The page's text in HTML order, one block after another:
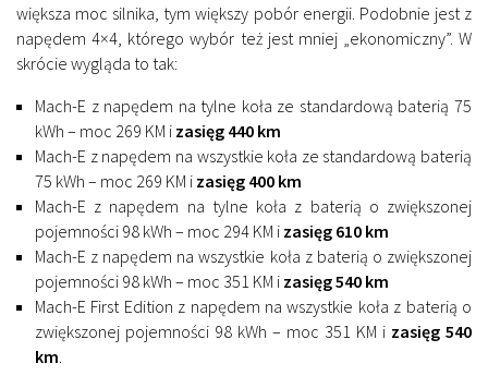
większa moc silnika, tym większy pobór energii. Podobnie jest z
napędem 4×4, którego wybór też jest mniej „ekonomiczny”. W
skrócie wygląda to tak:
Mach-E z napędem na tylne koła ze standardową baterią 75
kWh – moc 269 KM i zasięg 440 km
Mach-E z napędem na wszystkie koła ze standardową baterią
75 kWh – moc 269 KM i zasięg 400 km
Mach-E z napędem na tylne koła z baterią o zwiększonej
pojemności 98 kWh – moc 294 KM i zasięg 610 km
Mach-E z napędem na wszystkie koła z baterią o zwiększonej
pojemności 98 kWh – moc 351 KM i zasięg 540 km
Mach-E First Edition z napędem na wszystkie koła z baterią o
zwiększonej pojemności 98 kWh – moc 351 KM i zasięg 540
km